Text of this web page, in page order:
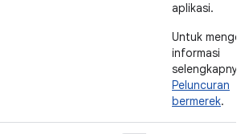
aplikasi.
Untuk
informasi
Peluncuran
bermerek.